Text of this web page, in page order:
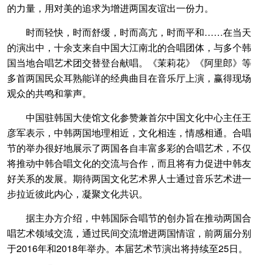
的力量，用对美的追求为增进两国友谊出一份力。
时而轻快，时而舒缓，时而高亢，时而平和……在当天
的演出中，十余支来自中国大江南北的合唱团体，与多个韩
国当地合唱艺术团交替登台献唱。《茉莉花》《阿里郎》等
多首两国民众耳熟能详的经典曲目在音乐厅上演，赢得现场
观众的共鸣和掌声。
中国驻韩国大使馆文化参赞兼首尔中国文化中心主任王
彦军表示，中韩两国地理相近，文化相连，情感相通。合唱
节的举办很好地展示了两国各自丰富多彩的合唱艺术，不仅
将推动中韩合唱文化的交流与合作，而且将有力促进中韩友
好关系的发展。期待两国文化艺术界人士通过音乐艺术进一
步拉近彼此内心，凝聚文化共识。
据主办方介绍，中韩国际合唱节的创办旨在推动两国合
唱艺术领域交流，通过民间交流增进两国情谊，前两届分别
于2016年和2018年举办。本届艺术节演出将持续至25日。